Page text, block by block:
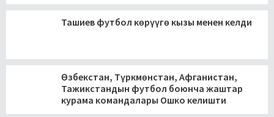
Ташиев футбол көрүүгө кызы менен келди
Өзбекстан, Түркмөнстан, Афганистан,
Тажикстандын футбол боюнча жаштар
курама командалары Ошко келишти